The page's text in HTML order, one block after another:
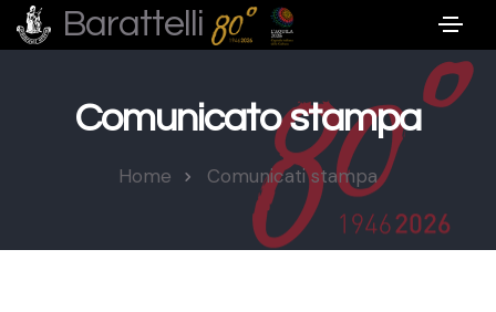
Barattelli
Comunicato stampa
Home Comunicati stampa